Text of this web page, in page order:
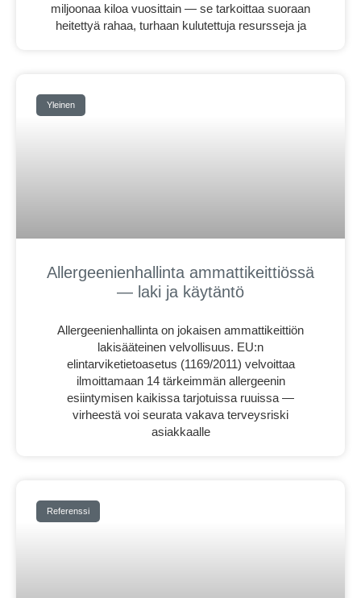
miljoonaa kiloa vuosittain — se tarkoittaa suoraan
heitettyä rahaa, turhaan kulutettuja resursseja ja
Yleinen
Allergeenienhallinta ammattikeittiössä
— laki ja käytäntö
Allergeenienhallinta on jokaisen ammattikeittiön
lakisääteinen velvollisuus. EU:n
elintarviketietoasetus (1169/2011) velvoittaa
ilmoittamaan 14 tärkeimmän allergeenin
esiintymisen kaikissa tarjotuissa ruuissa —
virheestä voi seurata vakava terveysriski
asiakkaalle
Referenssi